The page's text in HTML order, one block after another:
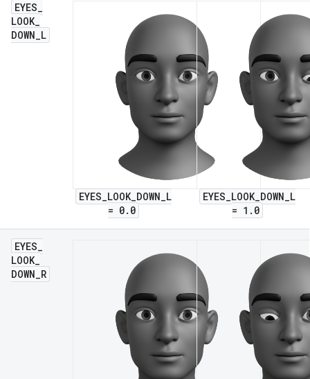
EYES_
LOOK_
DOWN_L
EYES_LOOK_DOWN_L
= 0.0
EYES_LOOK_DOWN_L
= 1.0
EYES_
LOOK_
DOWN_R